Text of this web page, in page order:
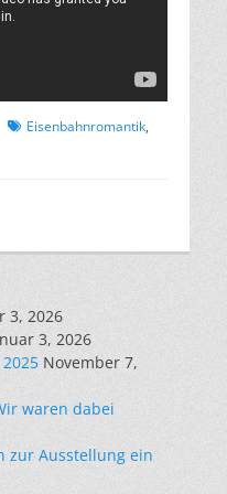
Schlagworte
Eisenbahnromantik,
3, 2026
3, 2026
November 7,
waren dabei
zur Ausstellung ein